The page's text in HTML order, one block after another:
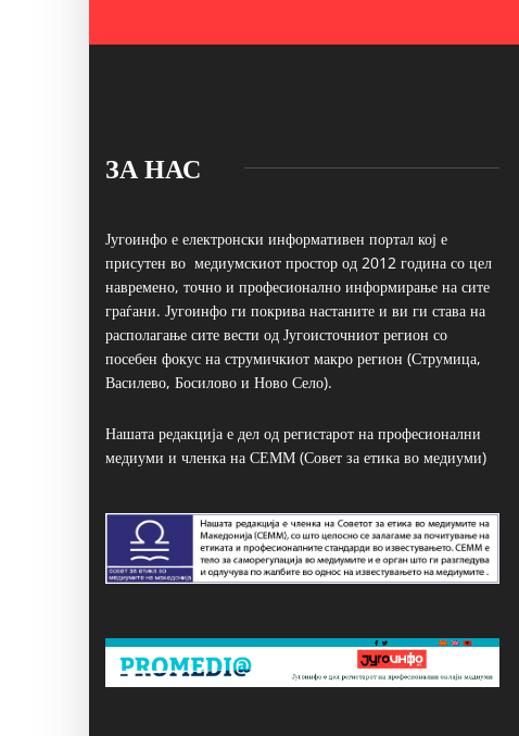
ЗА НАС
Југоинфо е електронски информативен портал кој е
присутен во медиумскиот простор од 2012 година со цел
навремено, точно и професионално информирање на сите
граѓани. Југоинфо ги покрива настаните и ви ги става на
располагање сите вести од Југоисточниот регион со
посебен фокус на струмичкиот макро регион (Струмица,
Василево, Босилово и Ново Село).
Нашата редакција е дел од регистарот на професионални
медиуми и членка на СЕММ (Совет за етика во медиуми)